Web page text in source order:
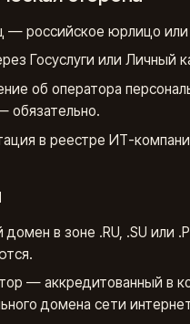
— российское юрлицо
Госуслуги или Личный
об оператора
обязательно.
в реестре ИТ-
домен в зоне .RU, .SU или
— аккредитованный в
домена сети